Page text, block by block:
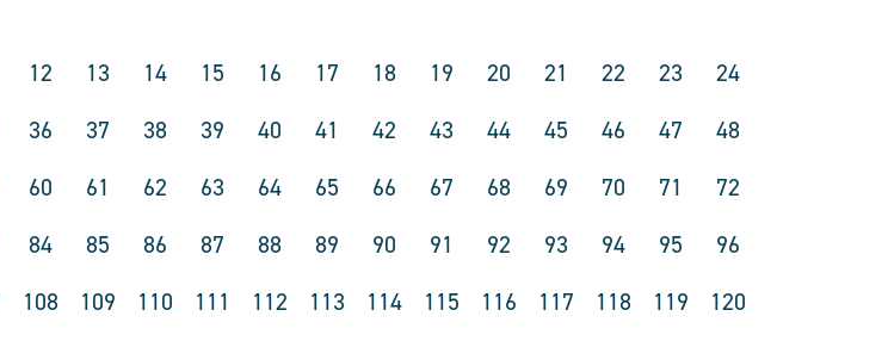
12 13 14 15 16 17 18 19 20 21 22 23
24
36 37 38 39 40 41 42 43 44 45 46 47
48
60 61 62 63 64 65 66 67 68 69 70 71
72
84 85 86 87 88 89 90 91 92 93 94 95
96
108 109 110 111 112 113 114 115 116 117 118 119
120